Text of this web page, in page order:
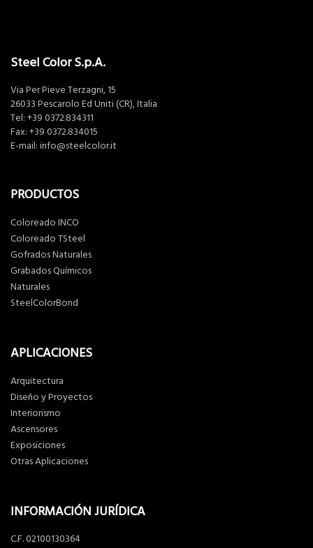
Steel Color S.p.A.
Via Per Pieve Terzagni, 15
26033 Pescarolo Ed Uniti (CR), Italia
Tel: +39 0372.834311
Fax: +39 0372.834015
E-mail: info@steelcolor.it
PRODUCTOS
Coloreado INCO
Coloreado TSteel
Gofrados Naturales
Grabados Químicos
Naturales
SteelColorBond
APLICACIONES
Arquitectura
Diseño y Proyectos
Interiorismo
Ascensores
Exposiciones
Otras Aplicaciones
INFORMACIÓN JURÍDICA
C.F. 02100130364